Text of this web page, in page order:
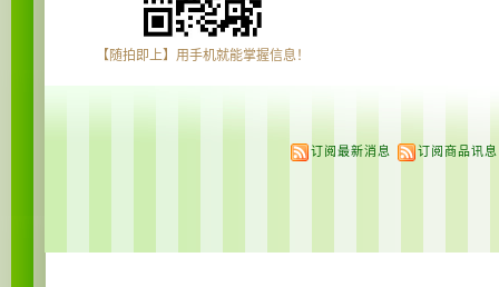
【随拍即上】用手机就能掌握信息！
订阅最新消息 订阅商品讯息